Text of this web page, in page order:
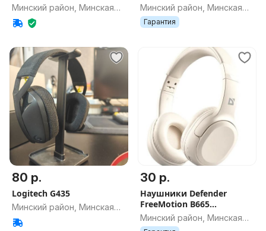
Минский район, Минская
обл.
Минский район, Минская
обл.
Гарантия
80 р.
Logitech G435
Минский район, Минская
обл.
30 р.
Наушники Defender
FreeMotion B665
(бежевый)
Минский район, Минская